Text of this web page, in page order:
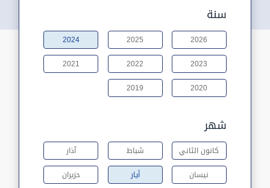
سنة
2026
2025
2024
2023
2022
2021
2020
2019
شهر
كانون الثاني شباط
آذار
نيسان
أيار
حزيران